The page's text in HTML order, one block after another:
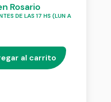
Rosario
DE LAS 17 HS (LUN A
al carrito